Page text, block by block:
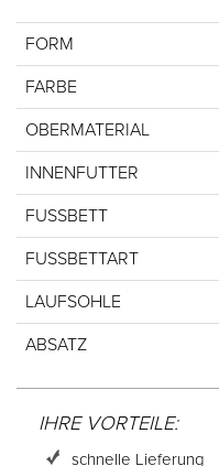
FORM
FARBE
OBERMATERIAL
INNENFUTTER
FUSSBETT
FUSSBETTART
LAUFSOHLE
ABSATZ
IHRE VORTEILE:
schnelle Lieferung